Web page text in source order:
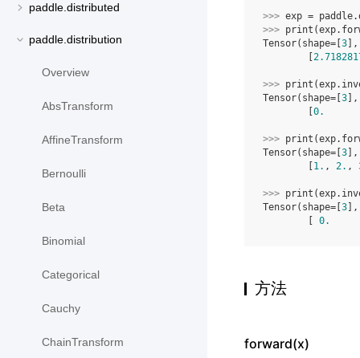
paddle.distributed
paddle.distribution
Overview
AbsTransform
AffineTransform
Bernoulli
Beta
Binomial
Categorical
Cauchy
ChainTransform
>>> exp = paddle.
>>> print (exp.
Tensor(shape=[ 3
>>> print (exp.
Tensor(shape=[ 3
0.
>>> print (exp.
Tensor(shape=[ 3
1. , 2. ,
>>> print (exp.
Tensor(shape=[ 3
0.
方法
forward(x)